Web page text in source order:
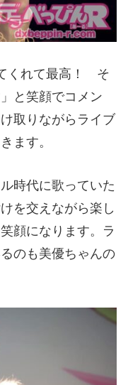
くれて最高！ そ
と笑顔でコメン
取りながらライブ
ます。
時代に歌っていた
を交えながら楽し
顔になります。ラ
のも美優ちゃんの